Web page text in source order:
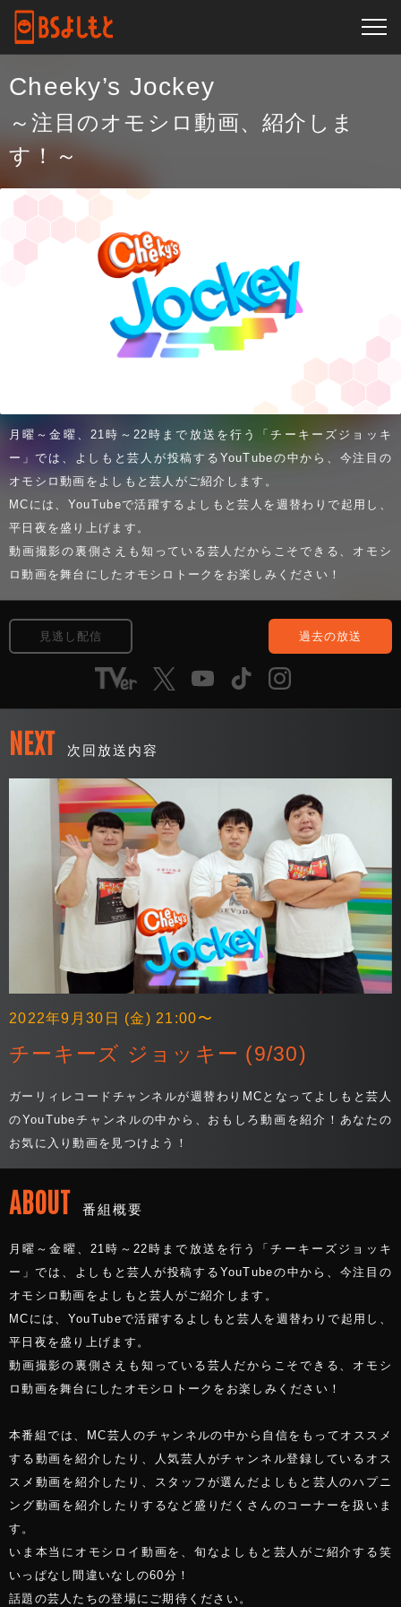
Cheeky’s Jockey
～注目のオモシロ動画、紹介しま
す！～
月曜～金曜、21時～22時まで放送を行う「チーキーズジョッキ
ー」では、よしもと芸人が投稿するYouTubeの中から、今注目の
オモシロ動画をよしもと芸人がご紹介します。
MCには、YouTubeで活躍するよしもと芸人を週替わりで起用し、
平日夜を盛り上げます。
動画撮影の裏側さえも知っている芸人だからこそできる、オモシ
ロ動画を舞台にしたオモシロトークをお楽しみください！
見逃し配信 過去の放送
NEXT 次回放送内容
2022年9月30日 (金) 21:00〜
チーキーズ ジョッキー (9/30)
ガーリィレコードチャンネルが週替わりMCとなってよしもと芸人
のYouTubeチャンネルの中から、おもしろ動画を紹介！あなたの
お気に入り動画を見つけよう！
ABOUT 番組概要
月曜～金曜、21時～22時まで放送を行う「チーキーズジョッキ
ー」では、よしもと芸人が投稿するYouTubeの中から、今注目の
オモシロ動画をよしもと芸人がご紹介します。
MCには、YouTubeで活躍するよしもと芸人を週替わりで起用し、
平日夜を盛り上げます。
動画撮影の裏側さえも知っている芸人だからこそできる、オモシ
ロ動画を舞台にしたオモシロトークをお楽しみください！
本番組では、MC芸人のチャンネルの中から自信をもってオススメ
する動画を紹介したり、人気芸人がチャンネル登録しているオス
スメ動画を紹介したり、スタッフが選んだよしもと芸人のハプニ
ング動画を紹介したりするなど盛りだくさんのコーナーを扱いま
す。
いま本当にオモシロイ動画を、旬なよしもと芸人がご紹介する笑
いっぱなし間違いなしの60分！
話題の芸人たちの登場にご期待ください。